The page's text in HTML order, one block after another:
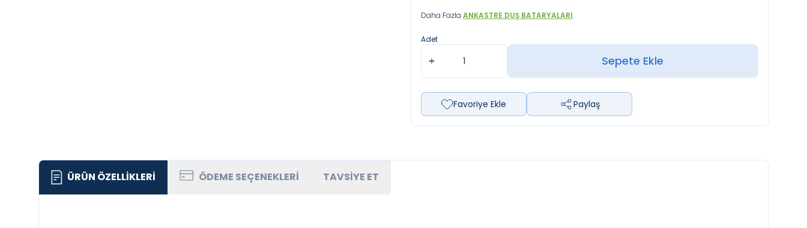
Daha Fazla ANKASTRE DUŞ BATARYALARI
Adet
Sepete Ekle
Favoriye Ekle Paylaş
ÜRÜN ÖZELLIKLERI ÖDEME SEÇENEKLERI TAVSIYE ET